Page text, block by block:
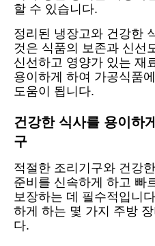
할 수 있습니다.
정리된 냉장고와 건강한
것은 식품의 보존과 신선
신선하고 영양가 있는 재
용이하게 하여 가공식품
도움이 됩니다.
건강한 식사를 용이하
구
적절한 조리기구와 건강
준비를 신속하게 하고 빠
보장하는 데 필수적입니
하게 하는 몇 가지 주방
다.